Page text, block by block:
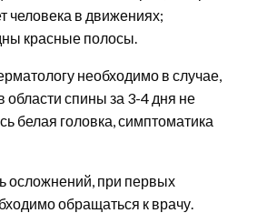
человека в движениях;
красные полосы.
необходимо в случае,
области спины за 3-4 дня не
белая головка, симптоматика
осложнений, при первых
обращаться к врачу.